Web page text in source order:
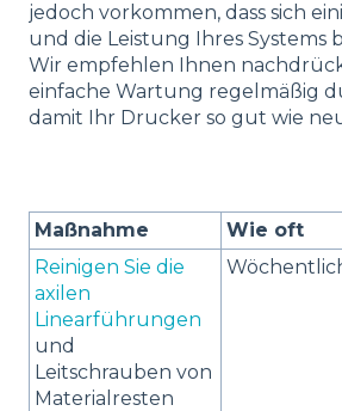
jedoch vorkommen, dass sich
und die Leistung Ihres Systems
Wir empfehlen Ihnen
einfache Wartung regelmäßig
damit Ihr Drucker so gut wie
Maßnahme Wie oft
Reinigen Sie die
axilen
Linearführungen
und
Leitschrauben von
Materialresten